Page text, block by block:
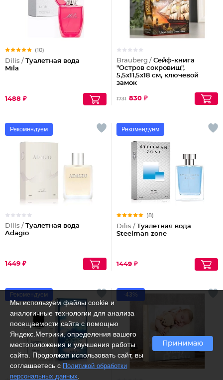
(10)
Dilis / Туалетная вода
Mila
1488 ₽
Brauberg / Сейф-книга
"Остров сокровищ",
5,5х11,5х18 см, ключевой
замок
1731 830 ₽
Рекомендуем
Dilis / Туалетная вода
Adagio
1449 ₽
Рекомендуем
(8)
Dilis / Туалетная вода
Steelman zone
1449 ₽
Рекомендуем -43%
Мы используем файлы cookie и
аналогичные технологии для анализа
посещаемости сайта с помощью
Яндекс.Метрики, определения вашего
местоположения и улучшения работы
сайта. Продолжая использовать сайт, вы
соглашаетесь с Политикой обработки
персональных данных
Принимаю